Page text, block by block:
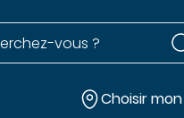
dans le site
Choisir